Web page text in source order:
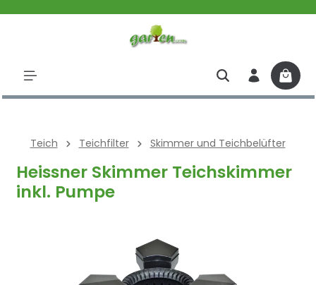
Teich Teichfilter Skimmer und Teichbelüfter
Heissner Skimmer Teichskimmer
inkl. Pumpe